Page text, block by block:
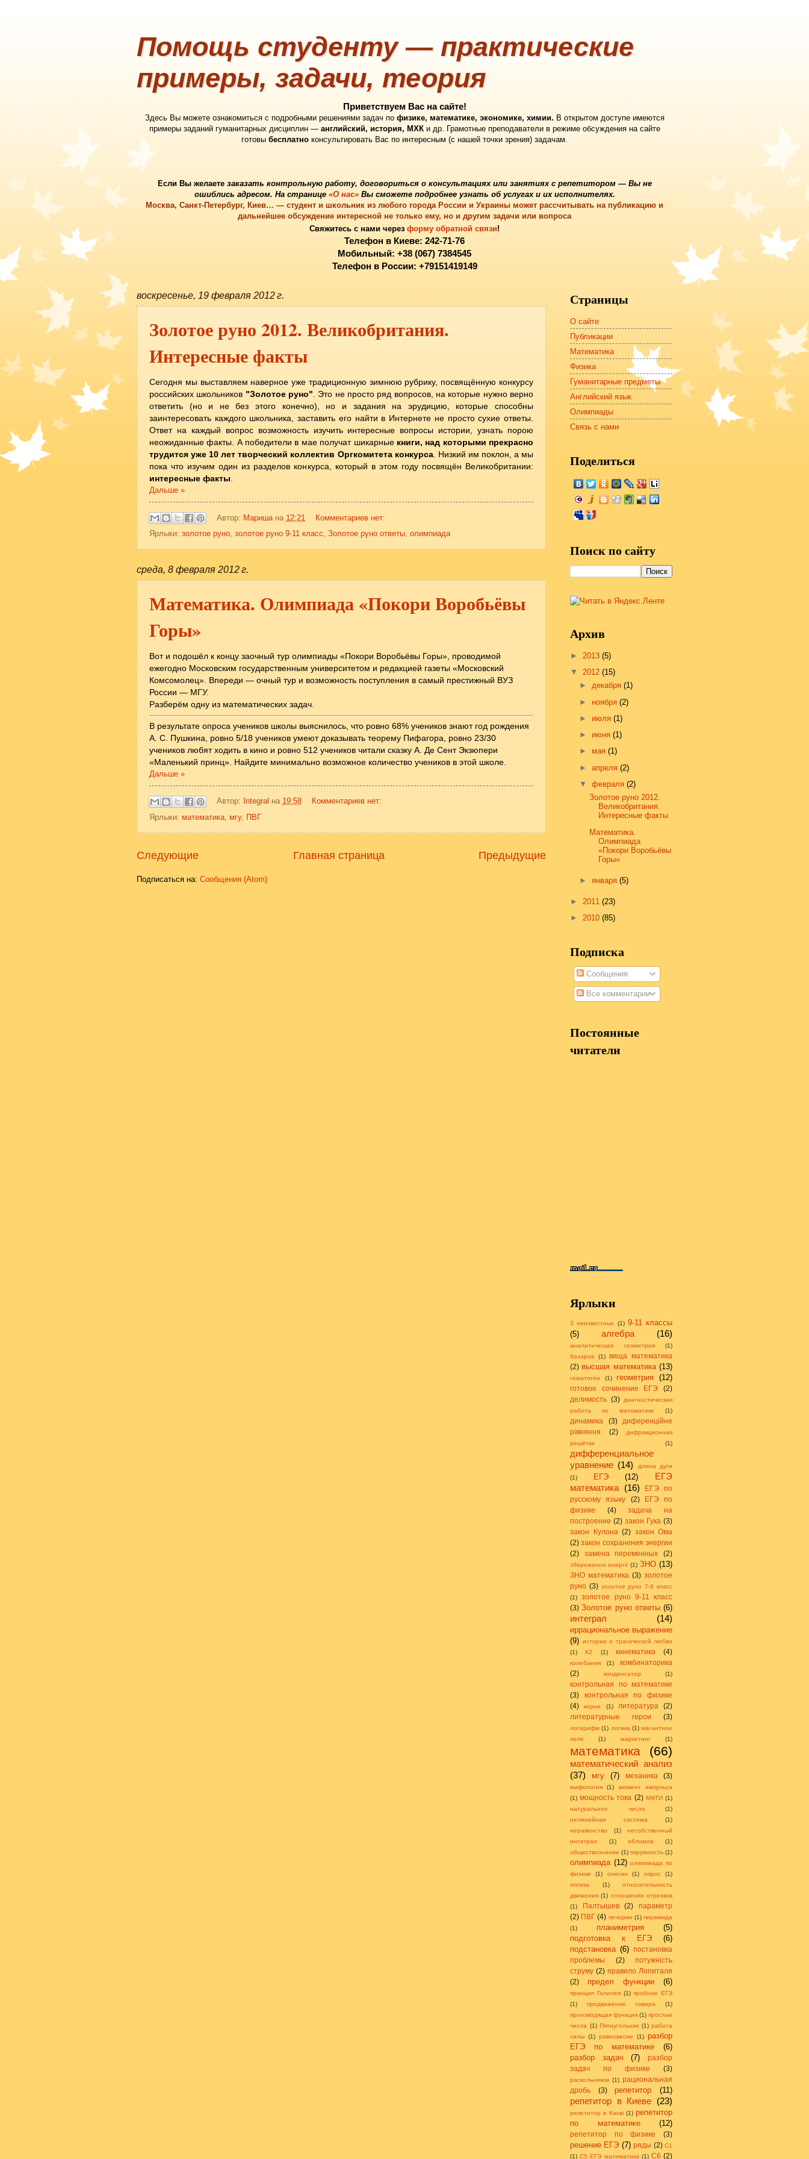
Помощь студенту — практические
примеры, задачи, теория
Приветствуем Вас на сайте!
Здесь Вы можете ознакомиться с подробными решениями задач по физике, математике, экономике, химии. В открытом доступе имеются
примеры заданий гуманитарных дисциплин — английский, история, МХКи др. Грамотные преподаватели в режиме обсуждения на сайте
готовы бесплатно консультировать Вас по интересным (с нашей точки зрения) задачам.
Если Вы желаете заказать контрольную работу, договориться о консультацияхили занятиях с репетитором— Вы не
ошиблись адресом. На странице «О нас»Вы сможете подробнее узнать об услугах и их исполнителях.
Москва, Санкт-Петербург, Киев… — студент и школьник из любого города России и Украины может рассчитывать на публикацию и
дальнейшее обсуждение интересной не только ему, но и другим задачи или вопроса
Свяжитесь с нами через форму обратной связи!
Телефон в Киеве: 242-71-76
Мобильный: +38 (067) 7384545
Телефон в России: +79151419149
воскресенье, 19 февраля 2012 г.
Золотое руно 2012. Великобритания.
Интересные факты
Сегодня мы выставляем наверное уже традиционную зимнюю рубрику, посвящённую конкурсу
российских школьников "Золотое руно" . Это не просто ряд вопросов, на которые нужно верно
ответить (но и не без этого конечно), но и задания на эрудицию, которые способны
заинтересовать каждого школьника, заставить его найти в Интернете не просто сухие ответы.
Ответ на каждый вопрос возможность изучить интересные вопросы истории, узнать порою
неожиданные факты. А победители в мае получат шикарные книги, над которыми прекрасно
трудится уже 10 лет творческий коллектив Оргкомитета конкурса. Низкий им поклон, а мы
пока что изучим один из разделов конкурса, который в этом году посвящён Великобритании:
интересные факты
Дальше »
Автор: Мариша на 12:21
Комментариев нет:
Ярлыки: золотое руно, золотое руно 9-11 класс, Золотое руно ответы, олимпиада
среда, 8 февраля 2012 г.
Математика. Олимпиада «Покори Воробьёвы
Горы»
Вот и подошёл к концу заочный тур олимпиады «Покори Воробьёвы Горы», проводимой
ежегодно Московским государственным университетом и редакцией газеты «Московский
Комсомолец». Впереди — очный тур и возможность поступления в самый престижный ВУЗ
России — МГУ.
Разберём одну из математических задач.
В результате опроса учеников школы выяснилось, что ровно 68% учеников знают год рождения
А. С. Пушкина, ровно 5/18 учеников умеют доказывать теорему Пифагора, ровно 23/30
учеников любят ходить в кино и ровно 512 учеников читали сказку А. Де Сент Экзюпери
«Маленький принц». Найдите минимально возможное количество учеников в этой школе.
Дальше »
Автор: Integral на 19:58
Комментариев нет:
Ярлыки: математика, мгу, ПВГ
Следующие Предыдущие
Главная страница
Подписаться на: Сообщения (Atom)
Страницы
О сайте
Публикации
Математика
Физика
Гуманитарные предметы
Английский язык
Олимпиады
Связь с нами
Поделиться
Поиск по сайту
Архив
► 2013 (5)
▼ 2012 (15)
►декабря(1)
► ноября(2)
► июля(1)
► июня(1)
► мая(1)
►апреля(2)
▼февраля(2)
Золотое руно 2012.
Великобритания.
Интересные факты
Математика.
Олимпиада
«Покори Воробьёвы
Горы»
►января(5)
► 2011 (23)
► 2010 (85)
Подписка
Сообщения
Все комментарии
Постоянные
читатели
Ярлыки
3 неизвестных (1) 9-11 классы
(5)
алгебра (16)
аналитическая геометрия
(1)
базаров
(1)
вища математика
(2) высшая математика (13)
гематоген (1) геометрия (12)
готовое сочинение ЕГЭ
(2)
делимость (3)
диагностическая
работа по математике
(1)
динамика (3)
диференційне
рівняння
(2)
дифракционная
решётка
(1)
дифференциальное
уравнение (14)
длина дуги
(1)
ЕГЭ (12)
ЕГЭ
математика (16)
ЕГЭ по
русскому языку
(2)
ЕГЭ по
физике
(4)
задача на
построение (2) закон Гука (3)
закон Кулона (2) закон Ома
(2) закон сохранения энергии
(2)
замена переменных (2)
збереження енергії (1) ЗНО (13)
ЗНО математика (3) золотое
руно (3) золотое руно 7-8 класс
(1)
золотое руно 9-11 класс
(3) Золотое руно ответы (6)
интеграл (14)
иррациональное выражение
(9) истории о трагической любви
(1)
К2 (1) кинематика (4)
колебания (1)
комбинаторика
(2)
конденсатор (1)
контрольная по математике
(3)
контрольная по физике
(4)
корни (1) литература
(2)
литературные герои
(3)
логарифм (1) логика (1) магнитное
поле
(1) маркетинг (1)
математика (66)
математический анализ
(37)
мгу (7) механика (3)
мифология (1)
момент импульса
(1) мощность тока (2) МФТИ (1)
натуральное число
(1)
нелинейная система
(1)
неравенство
(1)
несобственный
интеграл
(1) обломов
(1)
обществознание (1) окружность (1)
олимпиада (12) олимпиада по
физике
(1) онегин (1) опрос
(1)
оптика
(1)
относительность
движения (1) отношение отрезков
(1)
Палтышев (2)
параметр
(2) ПВГ (4) печорин (1) пирамида
(1)
планиметрия
(5)
подготовка к ЕГЭ
(6)
подстановка (6) постановка
проблемы
(2)
потужність
струму (2) правило Лопиталя
(2)
предел функции (6)
принцип Галилея (1) пробное ЕГЭ
(1)
продвижение товара
(1)
производящая функция (1) простые
числа (1) Пятиугольник (1) работа
силы (1) равновесие (1)
разбор
ЕГЭ по математике
(6)
разбор задач
(7)
разбор
задач по физике
(3)
раскольников (1) рациональная
дробь
(3) репетитор (11)
репетитор в Киеве (23)
репетитор в Києві (1) репетитор
по математике
(12)
репетитор по физике (3)
решение ЕГЭ (7) ряды (2) С1
(1) С5 ЕГЭ математика (1) С6 (2)